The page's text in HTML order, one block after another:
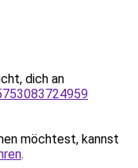
dich an
möchtest, kannst
.